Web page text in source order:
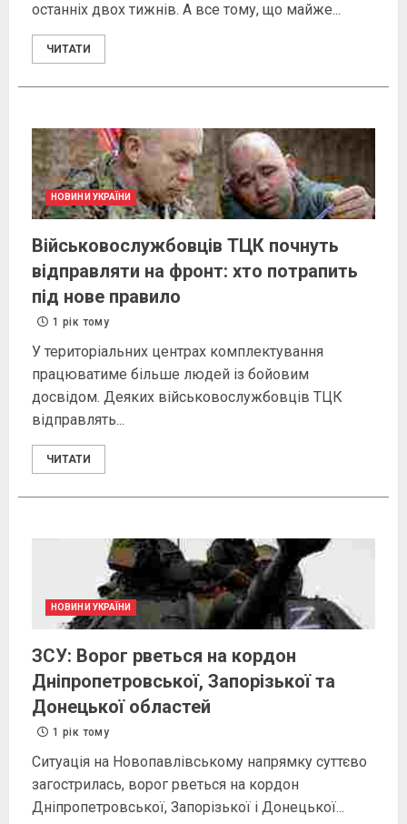
останніх двох тижнів. А все тому, що майже...
ЧИТАТИ
НОВИНИ УКРАЇНИ
Військовослужбовців ТЦК почнуть
відправляти на фронт: хто потрапить
під нове правило
1 рік тому
У територіальних центрах комплектування
працюватиме більше людей із бойовим
досвідом. Деяких військовослужбовців ТЦК
відправлять...
ЧИТАТИ
НОВИНИ УКРАЇНИ
ЗСУ: Ворог рветься на кордон
Дніпропетровської, Запорізької та
Донецької областей
1 рік тому
Ситуація на Новопавлівському напрямку суттєво
загострилась, ворог рветься на кордон
Дніпропетровської, Запорізької і Донецької...